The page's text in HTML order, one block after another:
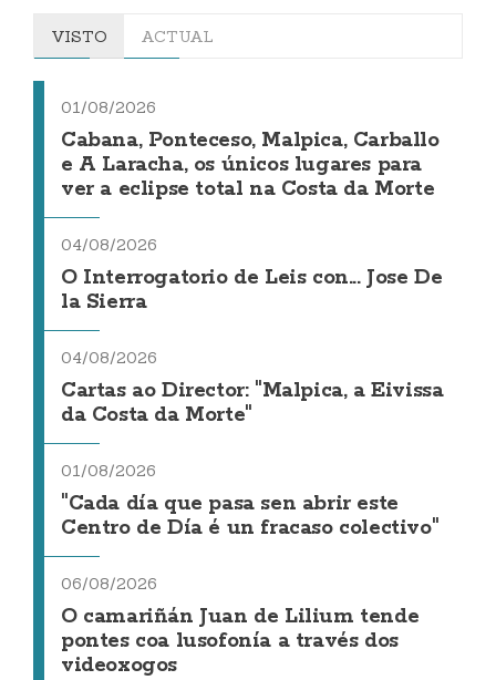
VISTO ACTUAL
01/08/2026
Cabana, Ponteceso, Malpica, Carballo
e A Laracha, os únicos lugares para
ver a eclipse total na Costa da Morte
04/08/2026
O Interrogatorio de Leis con... Jose De
la Sierra
04/08/2026
Cartas ao Director: "Malpica, a Eivissa
da Costa da Morte"
01/08/2026
"Cada día que pasa sen abrir este
Centro de Día é un fracaso colectivo"
06/08/2026
O camariñán Juan de Lilium tende
pontes coa lusofonía a través dos
videoxogos